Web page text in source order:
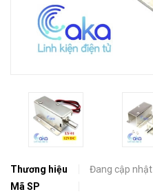
Thương hiệu
Đang cập nhật
Mã SP